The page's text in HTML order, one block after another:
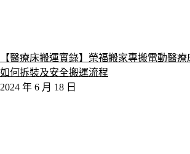
【醫療床搬運實錄】榮福搬家專搬電動醫
如何拆裝及安全搬運流程
2024 年 6 月 18 日